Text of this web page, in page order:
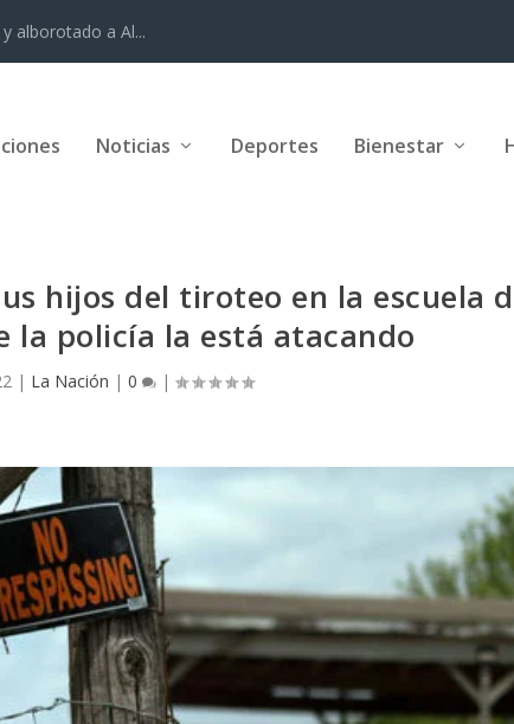
alborotado a Al...
Noticias Deportes Bienestar
hijos del tiroteo en la escuela
la policía la está atacando
| La Nación |0 |